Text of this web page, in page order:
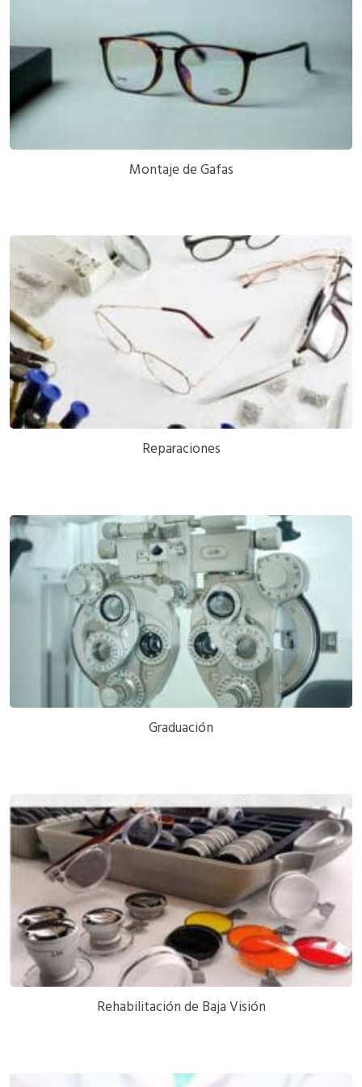
Montaje de Gafas
Reparaciones
Graduación
Rehabilitación de Baja Visión